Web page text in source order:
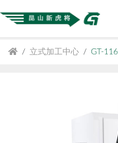
立式加工中心 GT-